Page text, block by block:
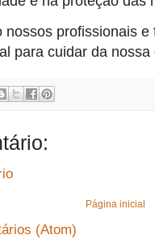
nossos profissionais
para cuidar da nossa
Página inicial
(Atom)